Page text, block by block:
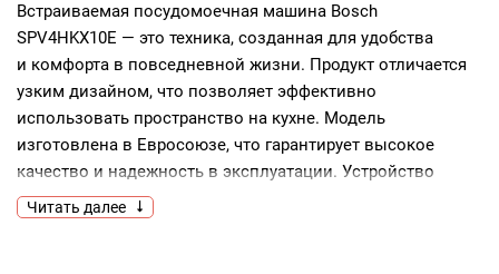
Встраиваемая посудомоечная машина Bosch
SPV4HKX10E — это техника, созданная для удобства
и комфорта в повседневной жизни. Продукт отличается
узким дизайном, что позволяет эффективно
использовать пространство на кухне. Модель
изготовлена в Евросоюзе, что гарантирует высокое
качество и надежность в эксплуатации. Устройство
оборудовано инверторным двигателем EcoSilence Drive,
который обеспечивает тихую и долгосрочную работу. Эта
Читать далее